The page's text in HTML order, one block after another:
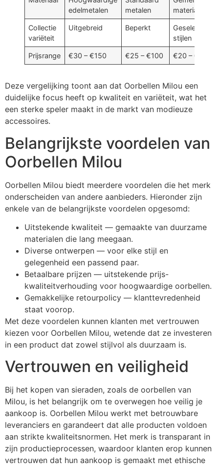
edelmetalen
metalen
materiaal
Collectie
variëteit
Uitgebreid Beperkt
stijlen
Prijsrange €30 – €150 €25 – €100 €20 – €80
Deze vergelijking toont aan dat Oorbellen Milou een
duidelijke focus heeft op kwaliteit en variëteit, wat het
een sterke speler maakt in de markt van modieuze
accessoires.
Belangrijkste voordelen van
Oorbellen Milou
Oorbellen Milou biedt meerdere voordelen die het merk
onderscheiden van andere aanbieders. Hieronder zijn
enkele van de belangrijkste voordelen opgesomd:
Uitstekende kwaliteit — gemaakte van duurzame
materialen die lang meegaan.
Diverse ontwerpen — voor elke stijl en
gelegenheid een passend paar.
Betaalbare prijzen — uitstekende prijs-
kwaliteitverhouding voor hoogwaardige oorbellen.
Gemakkelijke retourpolicy — klanttevredenheid
staat voorop.
Met deze voordelen kunnen klanten met vertrouwen
kiezen voor Oorbellen Milou, wetende dat ze investeren
in een product dat zowel stijlvol als duurzaam is.
Vertrouwen en veiligheid
Bij het kopen van sieraden, zoals de oorbellen van
Milou, is het belangrijk om te overwegen hoe veilig je
aankoop is. Oorbellen Milou werkt met betrouwbare
leveranciers en garandeert dat alle producten voldoen
aan strikte kwaliteitsnormen. Het merk is transparant in
zijn productieprocessen, waardoor klanten erop kunnen
vertrouwen dat hun aankoop is gemaakt met ethische